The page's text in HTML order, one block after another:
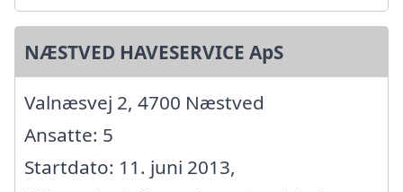
NÆSTVED HAVESERVICE ApS
Valnæsvej 2, 4700 Næstved
Ansatte: 5
Startdato: 11. juni 2013,